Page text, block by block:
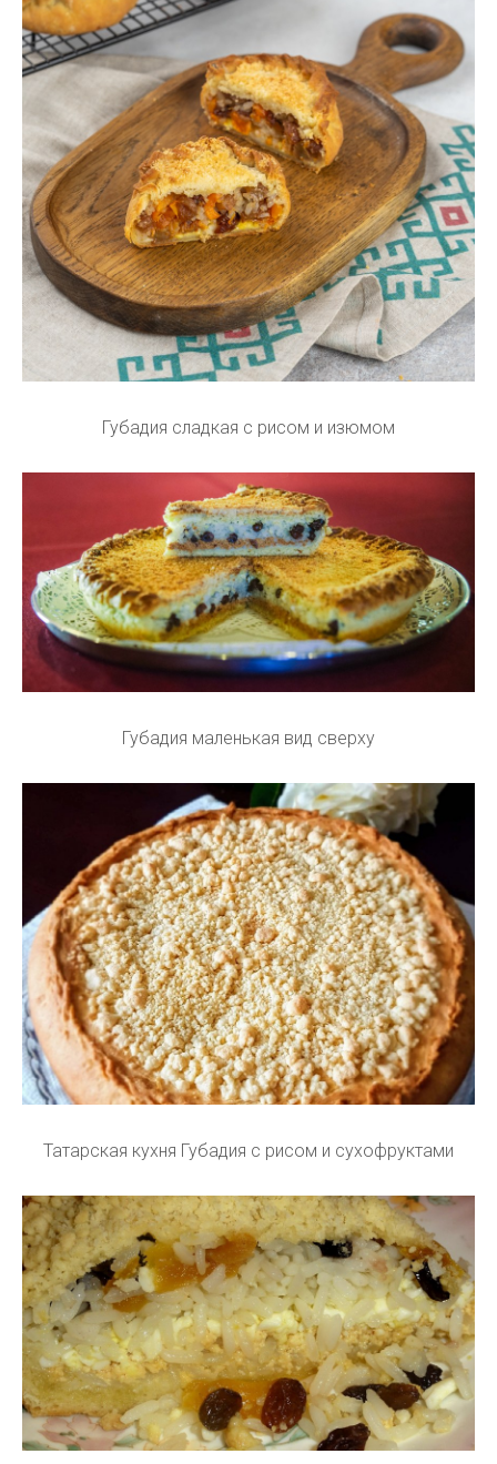
Губадия сладкая с рисом и изюмом
Губадия маленькая вид сверху
Татарская кухня Губадия с рисом и сухофруктами